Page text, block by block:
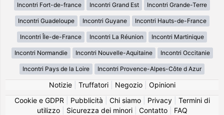
Incontri Fort-de-france Incontri Grand Est Incontri Grande-Terre
Incontri Guadeloupe Incontri Guyane Incontri Hauts-de-France
Incontri Île-de-France Incontri La Réunion Incontri Martinique
Incontri Normandie Incontri Nouvelle-Aquitaine Incontri Occitanie
Incontri Pays de la Loire Incontri Provence-Alpes-Côte d Azur
Notizie| Truffatori| Negozio| Opinioni
Cookie e GDPR
Pubblicità Chi siamo| Privacy| Termini di
utilizzo| Sicurezza dei minori| Contatto| FAQ